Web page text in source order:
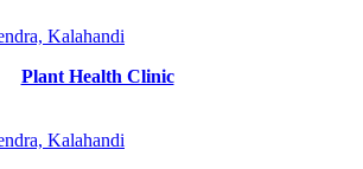
Plant Health Clinic